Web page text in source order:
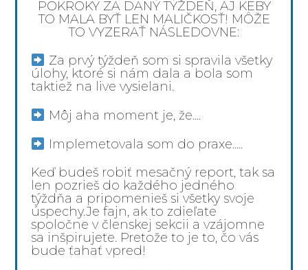
POKROKY ZA DANÝ TÝŽDEŇ, AJ KEBY
TO MALA BYŤ LEN MALIČKOSŤ! MÔŽE
TO VYZERAŤ NÁSLEDOVNE:
Za prvý týždeň som si spravila všetky
úlohy, ktoré si nám dala a bola som
taktiež na live vysielani.
Môj aha moment je, že....
Implemetovala som do praxe.....
Keď budeš robiť mesačný report, tak sa
len pozrieš do každého jedného
týždňa a pripomenieš si všetky svoje
úspechy.Je fajn, ak to zdieľate
spoločne v členskej sekcii a vzájomne
sa inšpirujete. Pretože to je to, čo vás
bude ťahať vpred!